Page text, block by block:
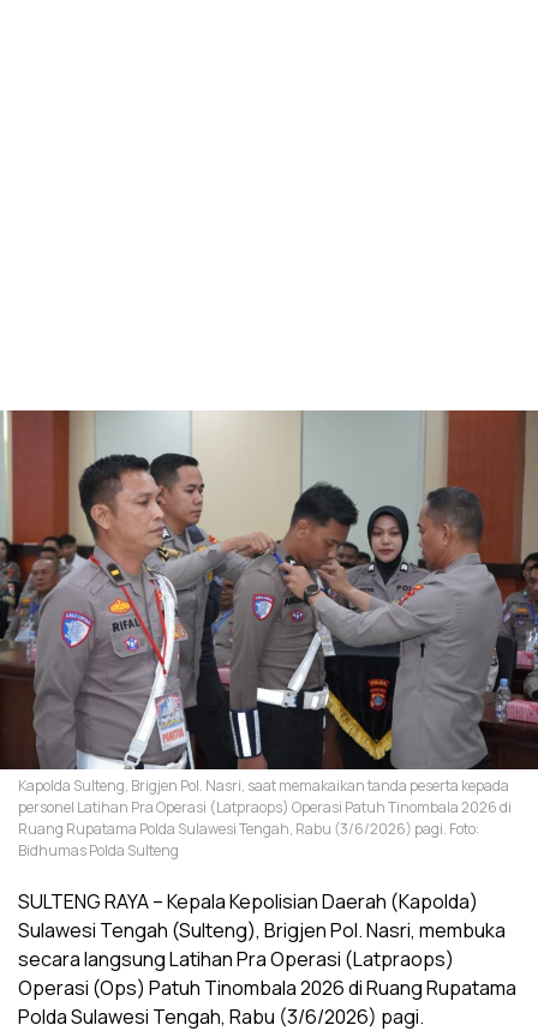
Kapolda Sulteng, Brigjen Pol. Nasri, saat memakaikan tanda peserta kepada
personel Latihan Pra Operasi (Latpraops) Operasi Patuh Tinombala 2026 di
Ruang Rupatama Polda Sulawesi Tengah, Rabu (3/6/2026) pagi. Foto:
Bidhumas Polda Sulteng
SULTENG RAYA – Kepala Kepolisian Daerah (Kapolda)
Sulawesi Tengah (Sulteng), Brigjen Pol. Nasri, membuka
secara langsung Latihan Pra Operasi (Latpraops)
Operasi (Ops) Patuh Tinombala 2026 di Ruang Rupatama
Polda Sulawesi Tengah, Rabu (3/6/2026) pagi.